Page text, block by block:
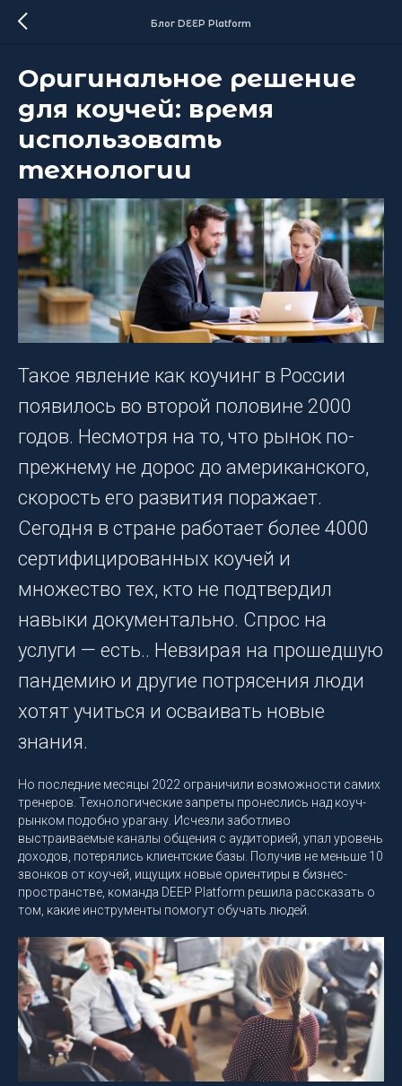
Блог DEEP Platform
Оригинальное решение
для коучей: время
использовать
технологии
Такое явление как коучинг в России
появилось во второй половине 2000
годов. Несмотря на то, что рынок по-
прежнему не дорос до американского,
скорость его развития поражает.
Сегодня в стране работает более 4000
сертифицированных коучей и
множество тех, кто не подтвердил
навыки документально. Спрос на
услуги — есть.. Невзирая на прошедшую
пандемию и другие потрясения люди
хотят учиться и осваивать новые
знания.
Но последние месяцы 2022 ограничили возможности самих
тренеров. Технологические запреты пронеслись над коуч-
рынком подобно урагану. Исчезли заботливо
выстраиваемые каналы общения с аудиторией, упал уровень
доходов, потерялись клиентские базы. Получив не меньше 10
звонков от коучей, ищущих новые ориентиры в бизнес-
пространстве, команда DEEP Platform решила рассказать о
том, какие инструменты помогут обучать людей.